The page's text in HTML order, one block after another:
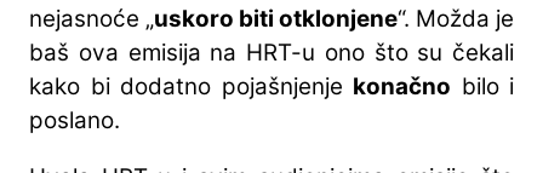
nejasnoće „uskoro biti otklonjene“. Možda je
baš ova emisija na HRT-u ono što su čekali
kako bi dodatno pojašnjenje konačno bilo i
poslano.